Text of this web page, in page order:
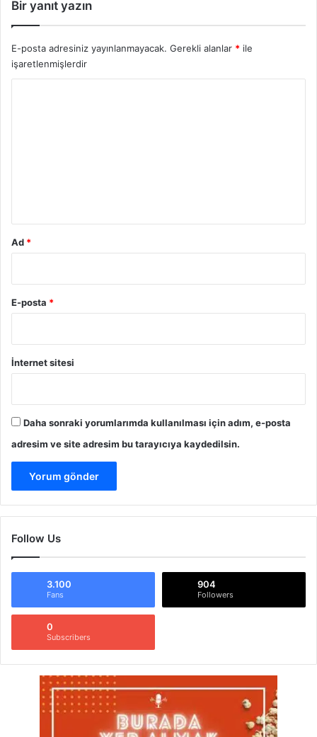
r
O
t
o
u
r
d
a
?
Bir yanıt yazın
E-posta adresiniz yayınlanmayacak. Gerekli alanlar * ile
işaretlenmişlerdir
Ad *
E-posta *
İnternet sitesi
Daha sonraki yorumlarımda kullanılması için adım, e-posta
adresim ve site adresim bu tarayıcıya kaydedilsin.
Follow Us
3.100
Fans
904
Followers
0
Subscribers